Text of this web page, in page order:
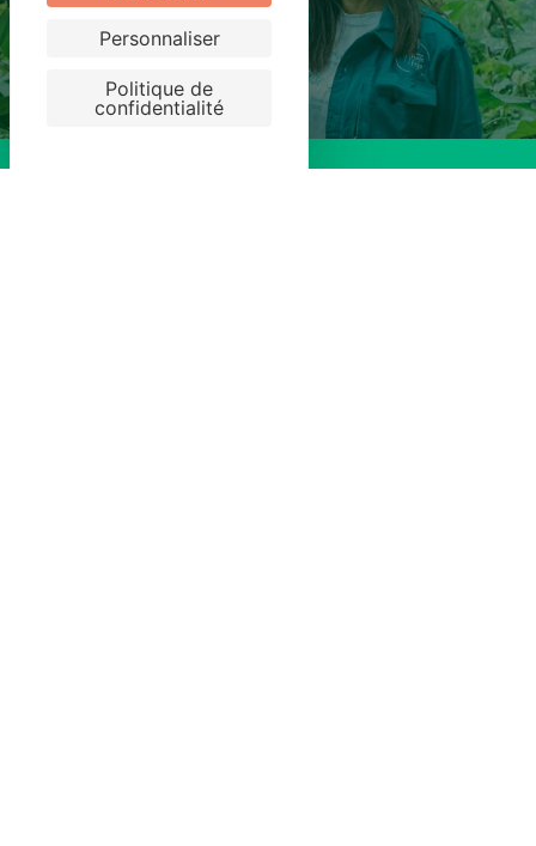
Personnaliser
Politique de
confidentialité